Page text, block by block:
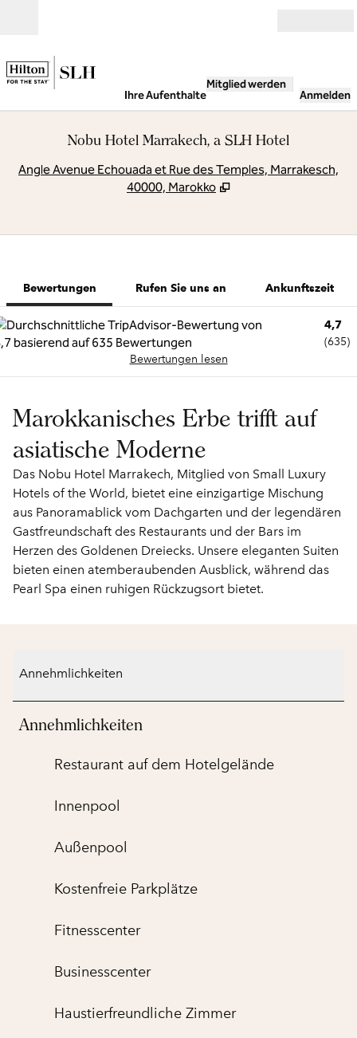
Ihre Aufenthalte
Mitglied werden
Anmelden
Nobu Hotel Marrakech, a SLH Hotel
Angle Avenue Echouada et Rue des Temples, Marrakesch,
40000, Marokko
Bewertungen Rufen Sie uns an Ankunftszeit
4,7
(635)
Bewertungen lesen
Marokkanisches Erbe trifft auf
asiatische Moderne
Das Nobu Hotel Marrakech, Mitglied von Small Luxury
Hotels of the World, bietet eine einzigartige Mischung
aus Panoramablick vom Dachgarten und der legendären
Gastfreundschaft des Restaurants und der Bars im
Herzen des Goldenen Dreiecks. Unsere eleganten Suiten
bieten einen atemberaubenden Ausblick, während das
Pearl Spa einen ruhigen Rückzugsort bietet.
Annehmlichkeiten
Annehmlichkeiten
Restaurant auf dem Hotelgelände
Innenpool
Außenpool
Kostenfreie Parkplätze
Fitnesscenter
Business­center
Haustier­freundliche Zimmer